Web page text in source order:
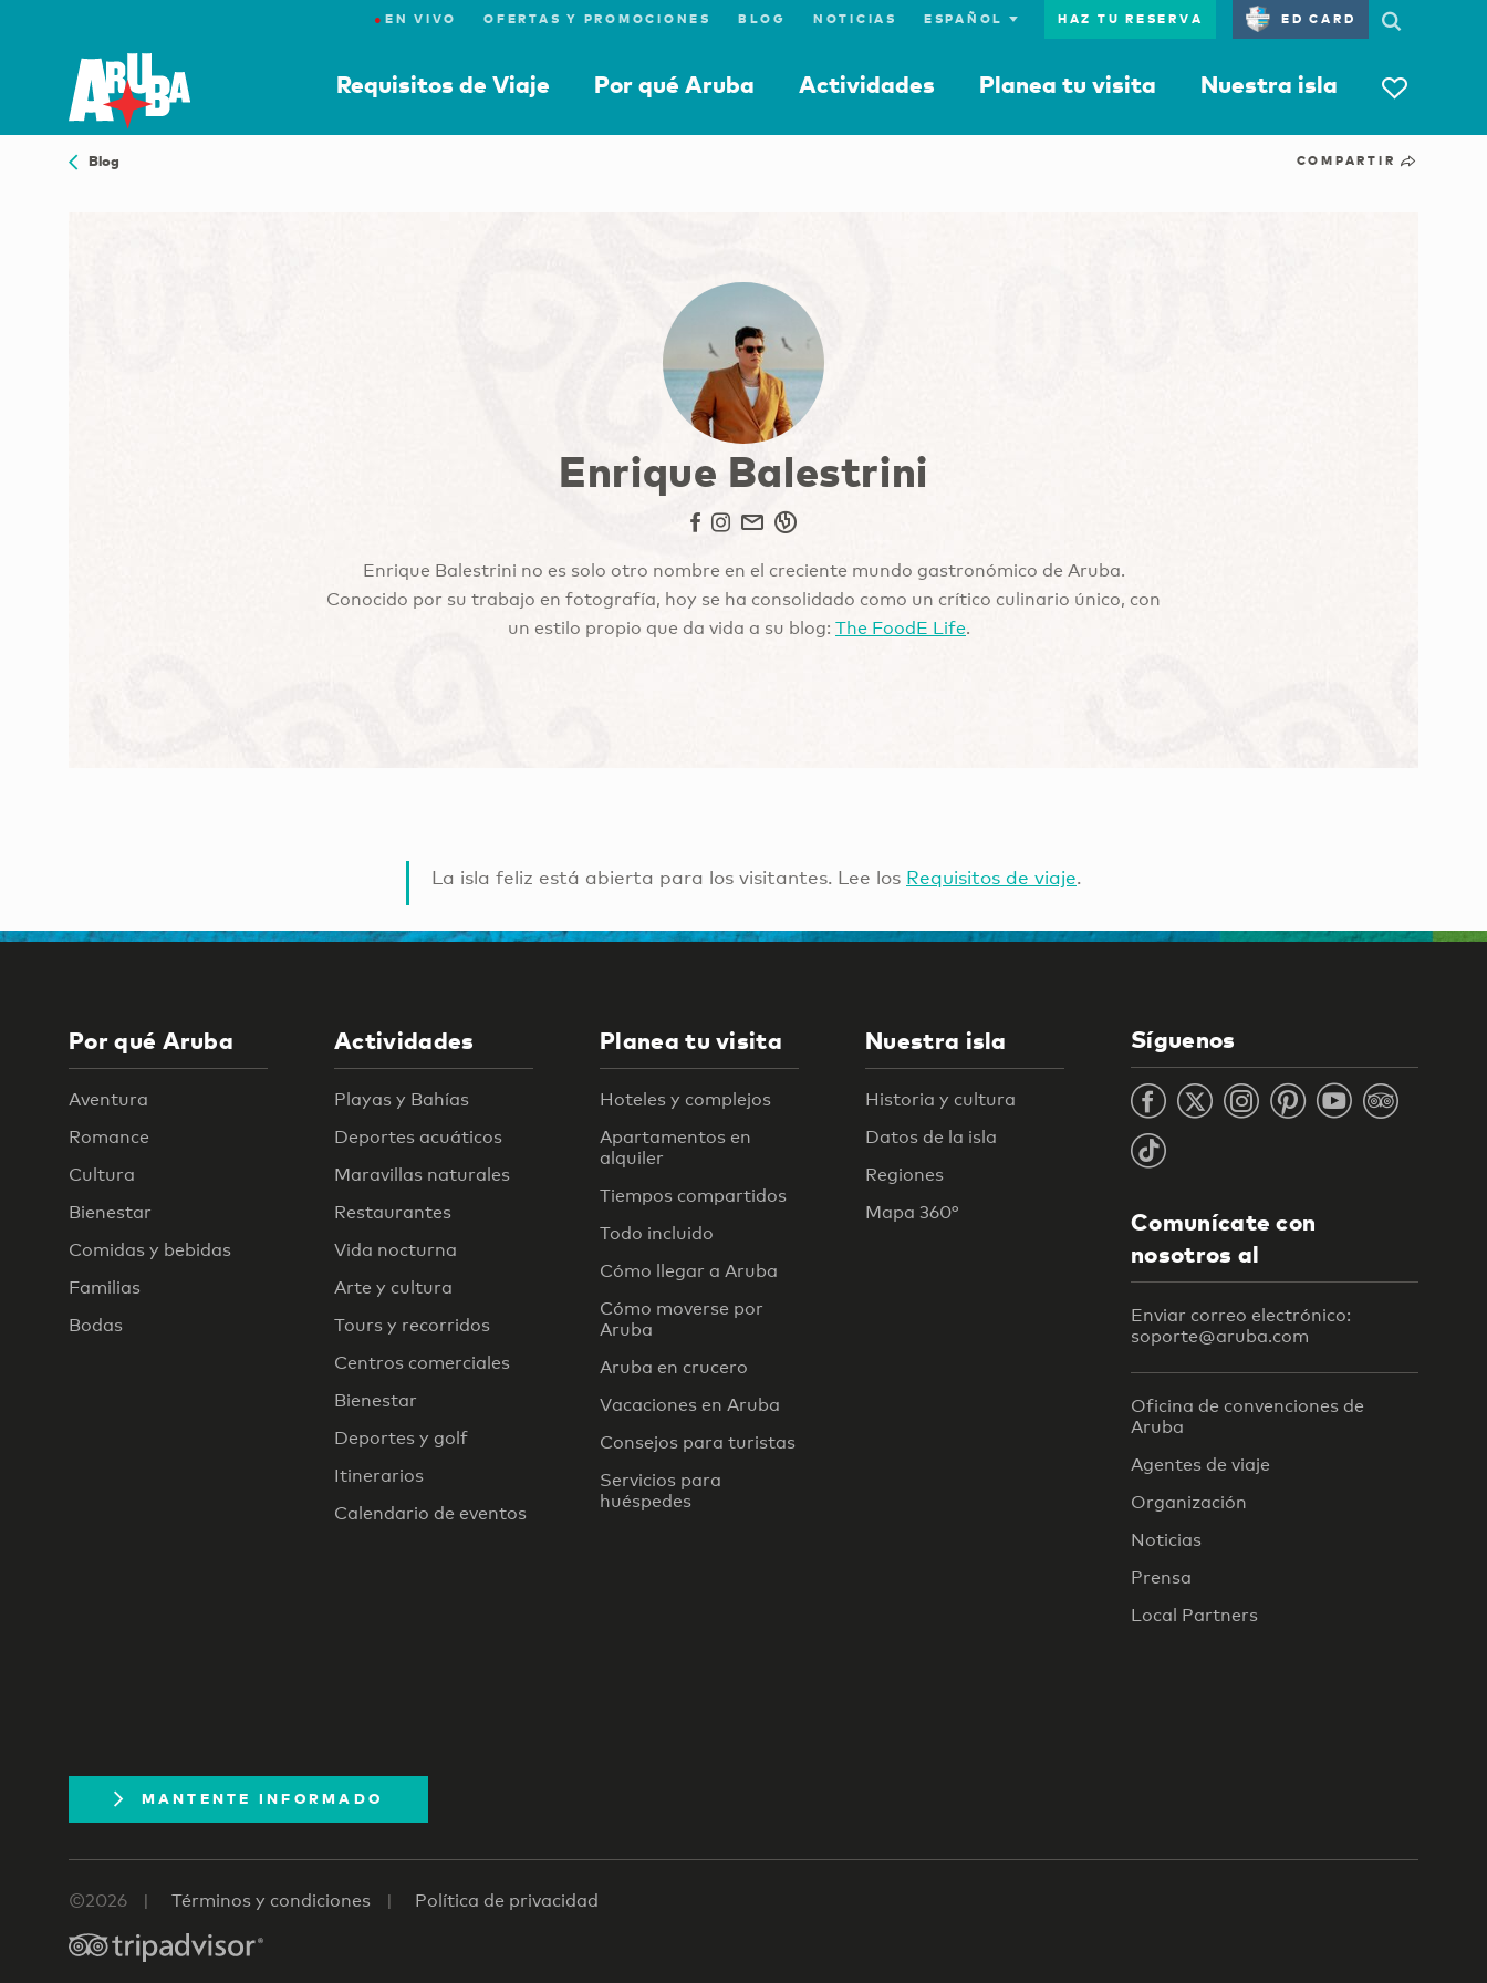
● EN VIVO OFERTAS Y PROMOCIONES BLOG NOTICIAS HAZ TU RESERVA ED CARD
Requisitos de Viaje Por qué Aruba Actividades Planea tu visita Nuestra isla
Blog COMPARTIR
Enrique Balestrini
Enrique Balestrini no es solo otro nombre en el creciente mundo gastronómico de Aruba.
Conocido por su trabajo en fotografía, hoy se ha consolidado como un crítico culinario único, con
un estilo propio que da vida a su blog: The FoodE Life.
La isla feliz está abierta para los visitantes. Lee los Requisitos de viaje.
Por qué Aruba
Aventura
Romance
Cultura
Bienestar
Comidas y bebidas
Familias
Bodas
Actividades
Playas y Bahías
Deportes acuáticos
Maravillas naturales
Restaurantes
Vida nocturna
Arte y cultura
Tours y recorridos
Centros comerciales
Bienestar
Deportes y golf
Itinerarios
Calendario de eventos
Planea tu visita
Hoteles y complejos
Apartamentos en
alquiler
Tiempos compartidos
Todo incluido
Cómo llegar a Aruba
Cómo moverse por
Aruba
Aruba en crucero
Vacaciones en Aruba
Consejos para turistas
Servicios para
huéspedes
Nuestra isla
Historia y cultura
Datos de la isla
Regiones
Mapa 360°
Síguenos
Comunícate con
nosotros al
Enviar correo electrónico:
soporte@aruba.com
Oficina de convenciones de
Aruba
Agentes de viaje
Organización
Noticias
Prensa
Local Partners
MANTENTE INFORMADO
©2026 Términos y condiciones Política de privacidad